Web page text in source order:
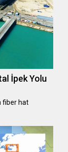
İpek Yolu
fiber hat